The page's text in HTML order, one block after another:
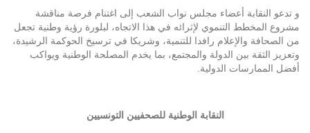
و تدعو النقابة أعضاء مجلس نواب الشعب إلى اغتنام فرصة مناقشة
مشروع المخطط التنموي لإثرائه في هذا الاتجاه، لبلورة رؤية وطنية تجعل
من الصحافة والإعلام رافدا للتنمية، وشريكا في ترسيخ الحوكمة الرشيدة،
وتعزيز الثقة بين الدولة والمجتمع، بما يخدم المصلحة الوطنية ويواكب
أفضل الممارسات الدولية.
النقابة الوطنية للصحفيين التونسيين